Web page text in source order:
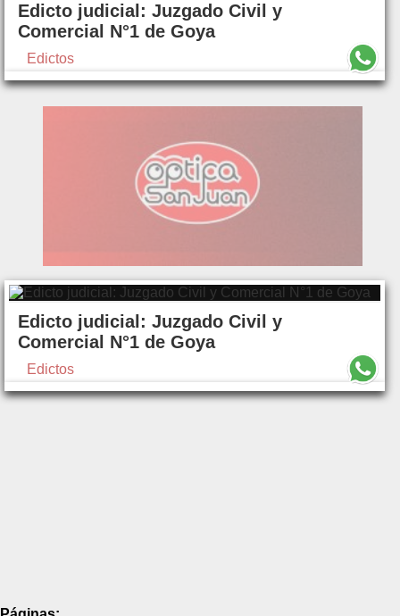
Edicto judicial: Juzgado Civil y
Comercial N°1 de Goya
Edictos
Edicto judicial: Juzgado Civil y
Comercial N°1 de Goya
Edictos